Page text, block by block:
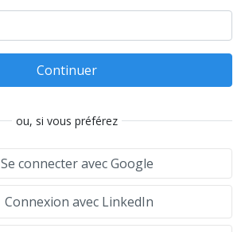
Continuer
ou, si vous préférez
Se connecter avec Google
Connexion avec LinkedIn